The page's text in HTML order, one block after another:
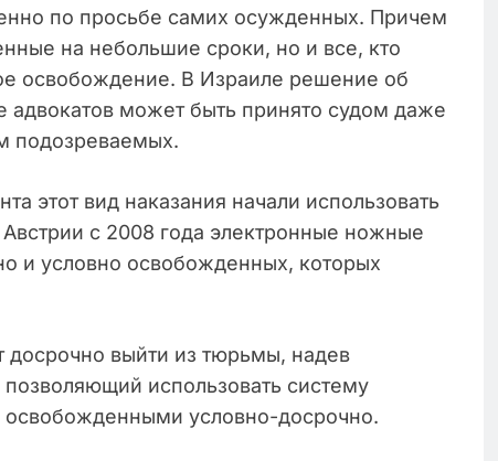
по просьбе самих осужденных. Причем
на небольшие сроки, но и все, кто
освобождение. В Израиле решение об
может быть принято судом даже
подозреваемых.
этот вид наказания начали использовать
с 2008 года электронные ножные
и условно освобожденных, которых
досрочно выйти из тюрьмы, надев
использовать систему
освобожденными условно-досрочно.